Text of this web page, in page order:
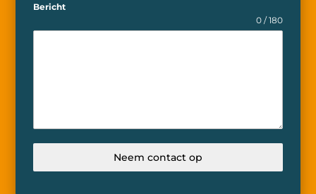
Bericht
0 / 180
Neem contact op